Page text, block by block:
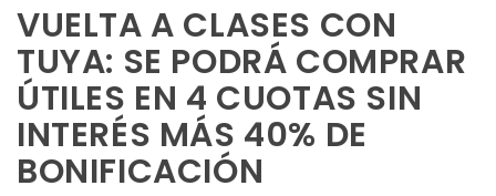
VUELTA A CLASES CON
TUYA: SE PODRÁ COMPRAR
ÚTILES EN 4 CUOTAS SIN
INTERÉS MÁS 40% DE
BONIFICACIÓN